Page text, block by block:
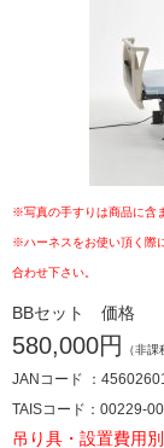
※写真の手すりは商品に含
※ハーネスをお使い頂く際
合わせ下さい。
BBセット 価格
580,000円 （非課
JANコード ：
TAISコード：00229-
吊り具・設置費用